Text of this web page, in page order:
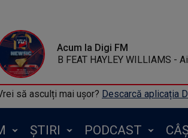
Acum la Digi FM
B-O-B FEAT HAYLEY
să asculți mai ușor? Descarcă aplicația
ȘTIRI PODCAST